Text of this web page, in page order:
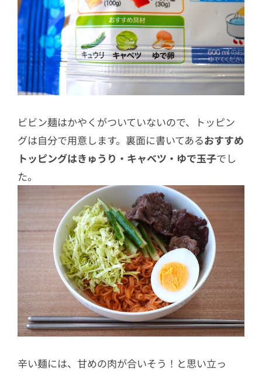
ビビン麺はかやくがついていないので、トッピン
グは自分で用意します。裏面に書いてあるおすすめ
トッピングはきゅうり・キャベツ・ゆで玉子でし
た。
辛い麺には、甘めの肉が合いそう！と思い立っ